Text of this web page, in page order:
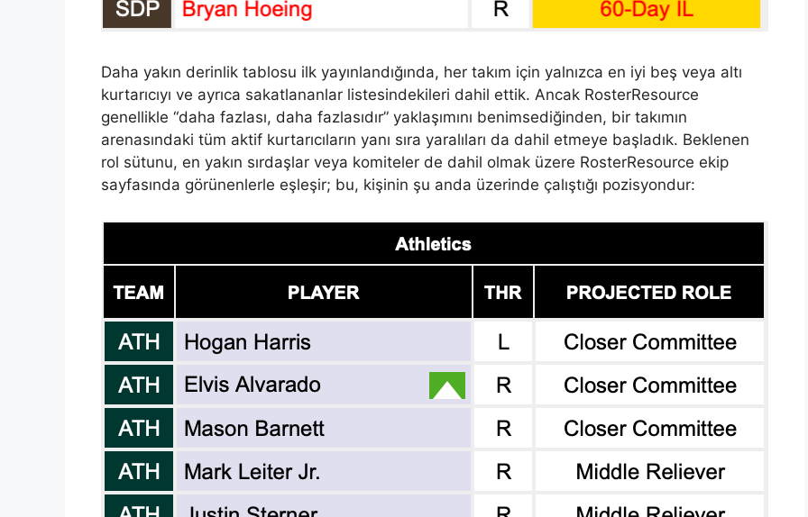
Daha yakın derinlik tablosu ilk yayınlandığında, her takım için yalnızca en iyi beş veya altı
kurtarıcıyı ve ayrıca sakatlananlar listesindekileri dahil ettik. Ancak RosterResource
genellikle “daha fazlası, daha fazlasıdır” yaklaşımını benimsediğinden, bir takımın
arenasındaki tüm aktif kurtarıcıların yanı sıra yaralıları da dahil etmeye başladık. Beklenen
rol sütunu, en yakın sırdaşlar veya komiteler de dahil olmak üzere RosterResource ekip
sayfasında görünenlerle eşleşir; bu, kişinin şu anda üzerinde çalıştığı pozisyondur: